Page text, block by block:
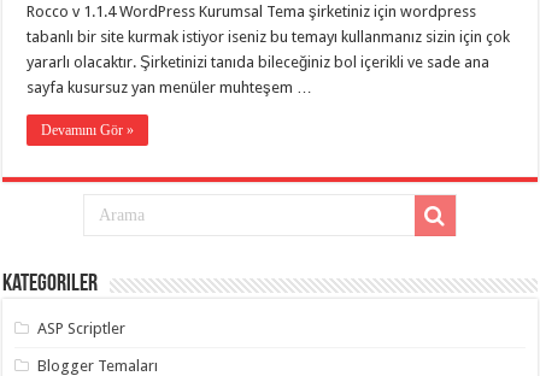
Rocco v 1.1.4 WordPress Kurumsal Tema şirketiniz için wordpress
tabanlı bir site kurmak istiyor iseniz bu temayı kullanmanız sizin için çok
yararlı olacaktır. Şirketinizi tanıda bileceğiniz bol içerikli ve sade ana
sayfa kusursuz yan menüler muhteşem …
Devamını Gör »
Kategoriler
ASP Scriptler
Blogger Temaları